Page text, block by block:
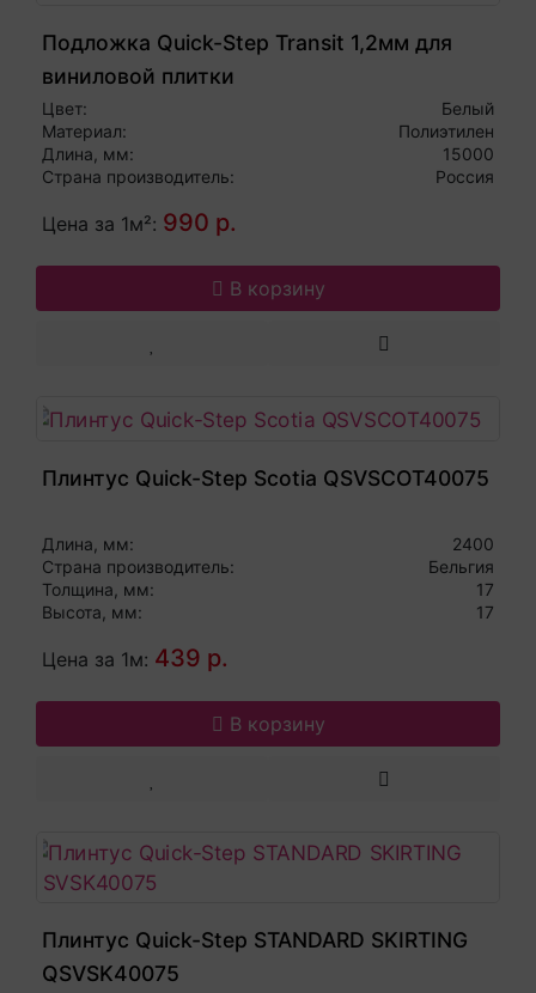
Подложка Quick-Step Transit 1,2мм для
виниловой плитки
Цвет:
Белый
Материал:
Полиэтилен
Длина, мм:
15000
Страна производитель:
Россия
Цена за 1м²: 990 р.
В корзину
Плинтус Quick-Step Scotia QSVSCOT40075
Длина, мм:
2400
Страна производитель:
Бельгия
Толщина, мм:
17
Высота, мм:
17
Цена за 1м: 439 р.
В корзину
Плинтус Quick-Step STANDARD SKIRTING
QSVSK40075